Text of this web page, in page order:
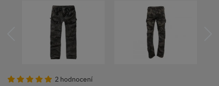
2 hodnocení